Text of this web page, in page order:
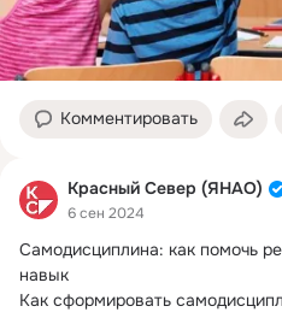
Комментировать
Красный Север (ЯНАО)
6 сен 2024
Самодисциплина: как помочь
навык
Как сформировать